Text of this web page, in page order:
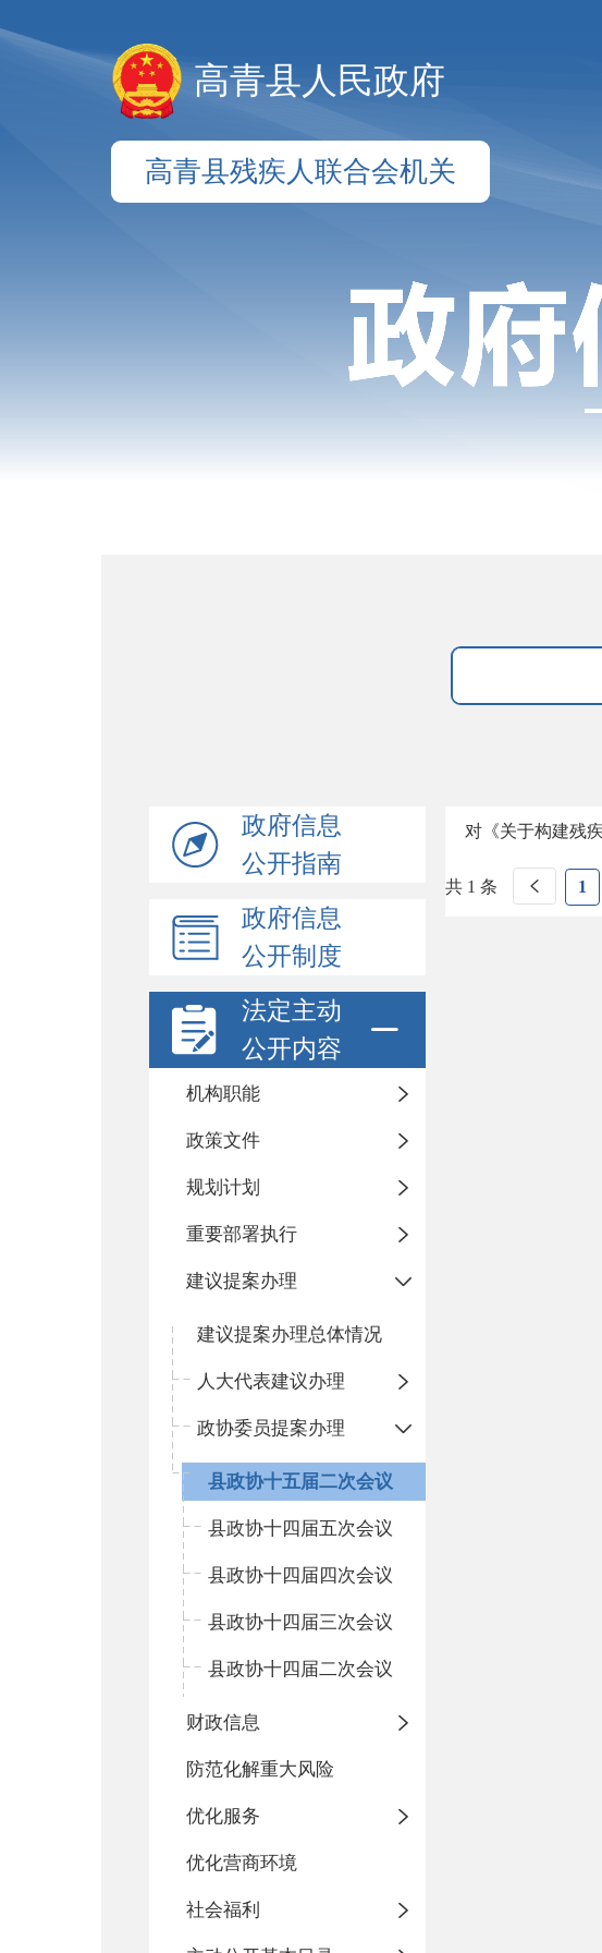
高青县人民政府
高青县残疾人联合会机关
政府信息
公开指南
政府信息
公开制度
法定主动
公开内容
机构职能
政策文件
规划计划
重要部署执行
建议提案办理
建议提案办理总体情况
人大代表建议办理
政协委员提案办理
县政协十五届二次会议
县政协十四届五次会议
县政协十四届四次会议
县政协十四届三次会议
县政协十四届二次会议
财政信息
防范化解重大风险
优化服务
优化营商环境
社会福利
对《关于构建残
共 1 条 1